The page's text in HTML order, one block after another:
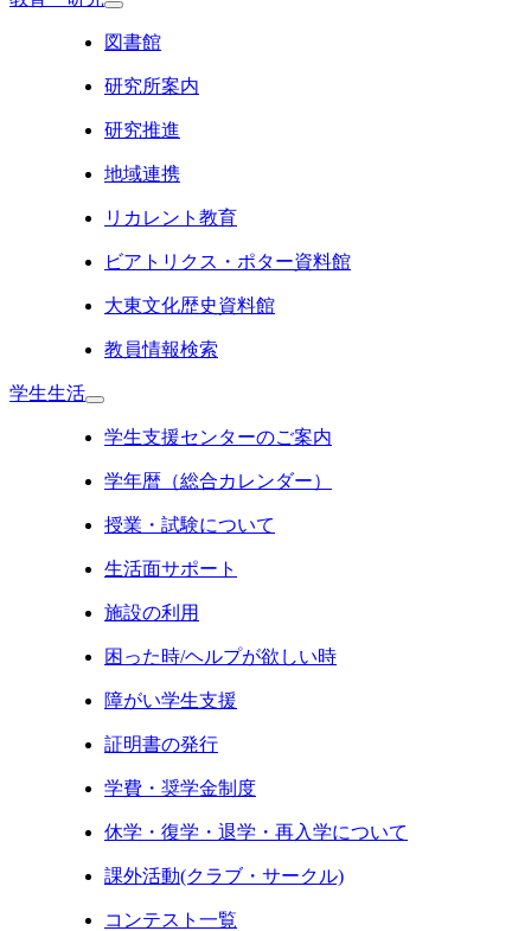
図書館
研究所案内
研究推進
地域連携
リカレント教育
ビアトリクス・ポター資料館
大東文化歴史資料館
教員情報検索
学生生活
学生支援センターのご案内
学年暦（総合カレンダー）
授業・試験について
生活面サポート
施設の利用
困った時/ヘルプが欲しい時
障がい学生支援
証明書の発行
学費・奨学金制度
休学・復学・退学・再入学について
課外活動(クラブ・サークル)
コンテスト一覧